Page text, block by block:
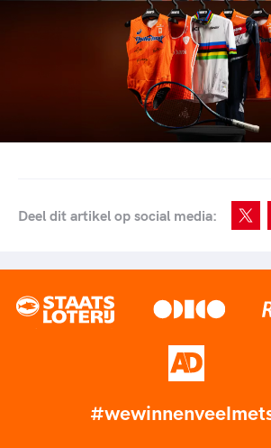
Deel dit artikel op social media: